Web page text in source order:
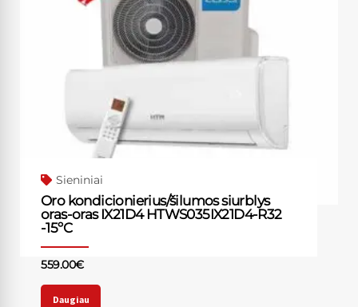
Sieniniai
Oro kondicionierius/šilumos siurblys
oras-oras IX21D4 HTWS035IX21D4-R32
-15ºC
559.00€
Daugiau